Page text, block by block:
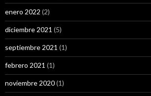
enero 2022 (2)
diciembre 2021 (5)
septiembre 2021 (1)
febrero 2021 (1)
noviembre 2020(1)